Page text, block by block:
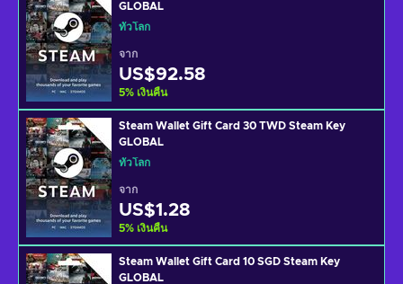
GLOBAL
ทั่วโลก
จาก
US$92.58
5% เงินคืน
Steam Wallet Gift Card 30 TWD Steam Key
GLOBAL
ทั่วโลก
จาก
US$1.28
5% เงินคืน
Steam Wallet Gift Card 10 SGD Steam Key
GLOBAL